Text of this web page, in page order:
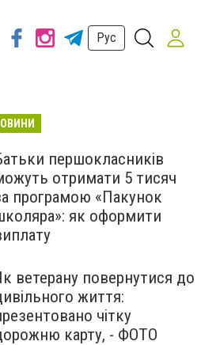
Рус
першокласників
отримати 5 тисяч
програмою «Пакунок
як оформити
ветерану повернутися до
життя:
чітку
карту, - ФОТО